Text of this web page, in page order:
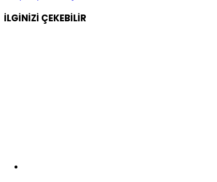
İLGİNİZİ ÇEKEBİLİR